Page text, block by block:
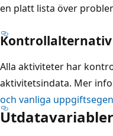
en platt lista över
Alla aktiviteter har
aktivitetsindata. Mer
och vanliga
Utdatavariabler